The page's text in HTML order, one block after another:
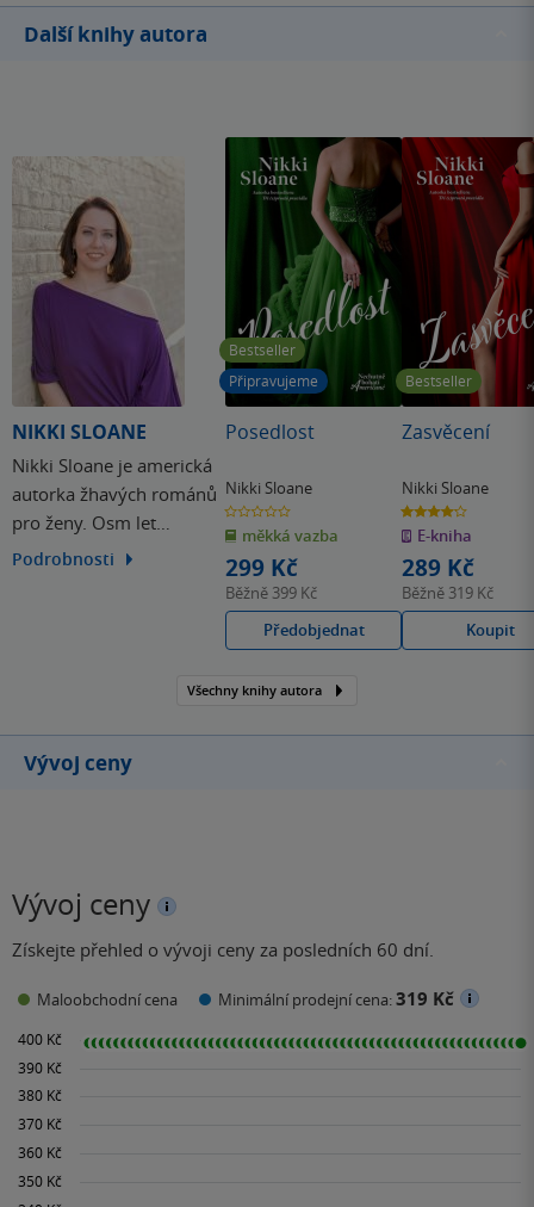
Další knihy autora
NIKKI SLOANE
Nikki Sloane je americká
autorka žhavých románů
pro ženy. Osm let
pracovala v oboru
Podrobnosti
Bestseller
Připravujeme
Posedlost
Nikki Sloane
0.0
z
5
hvězdiček
měkká vazba
299 Kč
Běžně 399 Kč
Předobjednat
Bestseller
Zasvěcení
Nikki Sloane
4.2
z
5
hvězdiček
E-kniha
289 Kč
Běžně 319 Kč
Koupit
Všechny knihy autora
Vývoj ceny
Vývoj ceny
Získejte přehled o vývoji ceny za posledních 60 dní.
Maloobchodní cena Minimální prodejní cena:319 Kč